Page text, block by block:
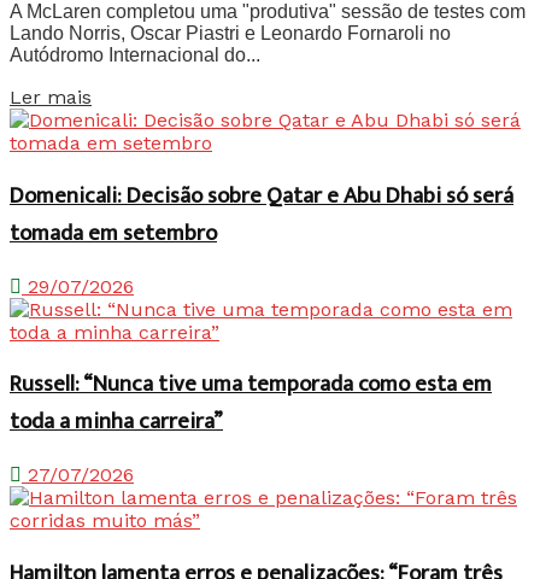
A McLaren completou uma "produtiva" sessão de testes com
Lando Norris, Oscar Piastri e Leonardo Fornaroli no
Autódromo Internacional do...
Ler mais
Domenicali: Decisão sobre Qatar e Abu Dhabi só será
tomada em setembro
29/07/2026
Russell: “Nunca tive uma temporada como esta em
toda a minha carreira”
27/07/2026